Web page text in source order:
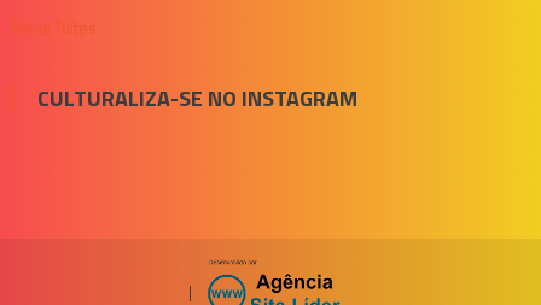
Meus Tuítes
CULTURALIZA-SE NO INSTAGRAM
|